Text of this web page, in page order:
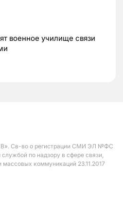
военное училище связи
Св-во о регистрации СМИ ЭЛ №ФС
по надзору в сфере связи,
коммуникаций 23.11.2017